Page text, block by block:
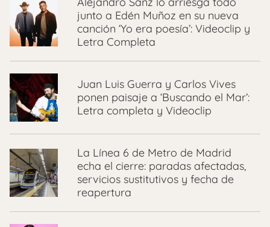
junto a Edén Muñoz en su nueva
canción ‘Yo era poesía’: Videoclip y
Letra Completa
Juan Luis Guerra y Carlos Vives
ponen paisaje a ‘Buscando el Mar’:
Letra completa y Videoclip
La Línea 6 de Metro de Madrid
echa el cierre: paradas afectadas,
servicios sustitutivos y fecha de
reapertura